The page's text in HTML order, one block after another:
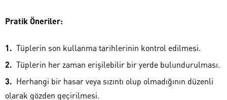
Pratik Öneriler:
Tüplerin son kullanma tarihlerinin kontrol edilmesi.
Tüplerin her zaman erişilebilir bir yerde bulundurulması.
Herhangi bir hasar veya sızıntı olup olmadığının düzenli
olarak gözden geçirilmesi.